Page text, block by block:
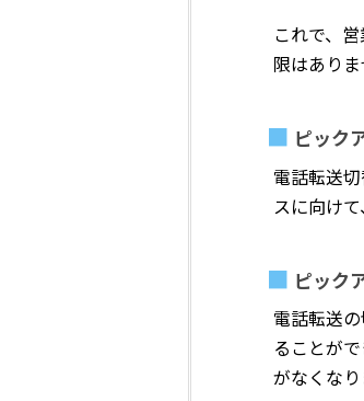
これで、
限はありま
ピック
電話転送
スに向け
ピック
電話転送
ることが
がなくな